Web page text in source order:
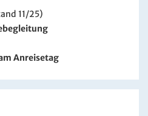
11/25)
Anreisetag